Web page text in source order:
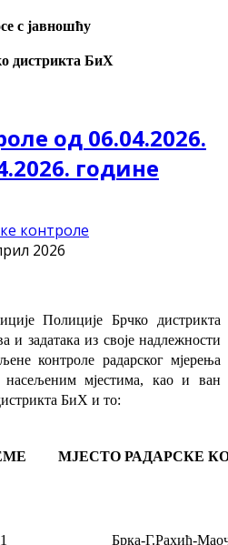
с јавношћу
дистрикта БиХ
од 06.04.2026.
године
контроле
2026
Полиције Брчко дистрикта
и задатака из своје надлежности
контроле радарског мјерења
мјестима, као и ван
БиХ и то:
МЈЕСТО РАДАРСКЕ
Брка-Г.Рахић-